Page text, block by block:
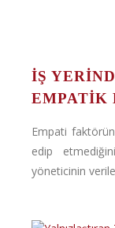
İŞ
EMPATİK
Empati
edip
yöneticinin